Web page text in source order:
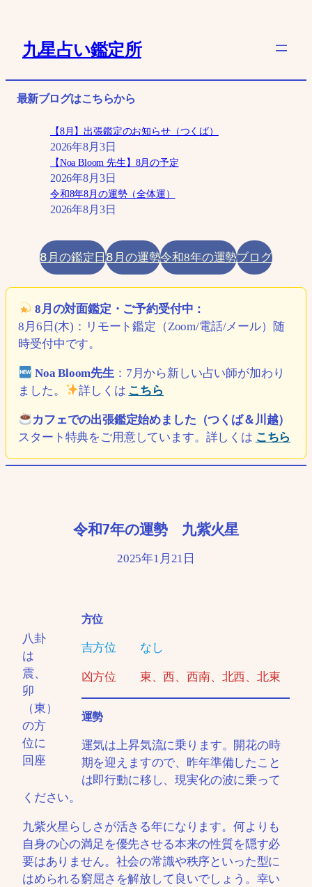
キ
九星占い鑑定所
最新ブログはこちらから
【8月】出張鑑定のお知らせ（つくば）
2026年8月3日
【Noa Bloom 先生】8月の予定
2026年8月3日
令和8年8月の運勢（全体運）
2026年8月3日
8月の鑑定日8月の運勢令和8年の運勢ブログ
8月の対面鑑定・ご予約受付中：
8月6日(木)：リモート鑑定（Zoom/電話/メール）随
時受付中です。
Noa Bloom先生：7月から新しい占い師が加わり
ました。
詳しくは こちら
カフェでの出張鑑定始めました（つくば＆川越）
スタート特典をご用意しています。詳しくは こちら
令和7年の運勢 九紫火星
2025年1月21日
八卦
は
震、
卯
（東）
の方
位に
回座
方位
吉方位 なし
凶方位 東、西、西南、北西、北東
運勢
運気は上昇気流に乗ります。開花の時
期を迎えますので、昨年準備したこと
は即行動に移し、現実化の波に乗って
ください。
九紫火星らしさが活きる年になります。何よりも
自身の心の満足を優先させる本来の性質を隠す必
要はありません。社会の常識や秩序といった型に
はめられる窮屈さを解放して良いでしょう。幸い